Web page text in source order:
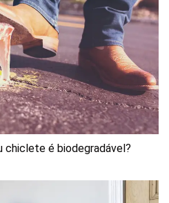
chiclete é biodegradável?